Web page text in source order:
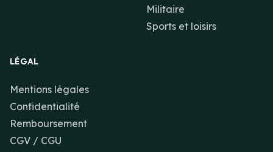
Militaire
Sports et loisirs
LÉGAL
Mentions légales
Confidentialité
Remboursement
CGV / CGU